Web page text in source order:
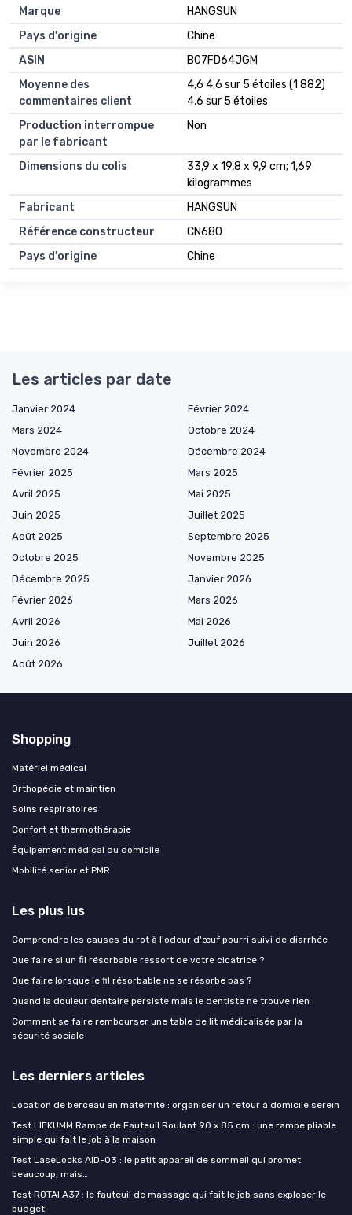
Marque
‎HANGSUN
Pays d'origine
‎Chine
ASIN
B07FD64JGM
Moyenne des
commentaires client
4,6 4,6 sur 5 étoiles (1 882)
4,6 sur 5 étoiles
Production interrompue
par le fabricant
Non
Dimensions du colis
33,9 x 19,8 x 9,9 cm; 1,69
kilogrammes
Fabricant
HANGSUN
Référence constructeur
CN680
Pays d'origine
Chine
Les articles par date
Janvier 2024
Février 2024
Mars 2024
Octobre 2024
Novembre 2024
Décembre 2024
Février 2025
Mars 2025
Avril 2025
Mai 2025
Juin 2025
Juillet 2025
Août 2025
Septembre 2025
Octobre 2025
Novembre 2025
Décembre 2025
Janvier 2026
Février 2026
Mars 2026
Avril 2026
Mai 2026
Juin 2026
Juillet 2026
Août 2026
Shopping
Matériel médical
Orthopédie et maintien
Soins respiratoires
Confort et thermothérapie
Équipement médical du domicile
Mobilité senior et PMR
Les plus lus
Comprendre les causes du rot à l'odeur d'œuf pourri suivi de diarrhée
Que faire si un fil résorbable ressort de votre cicatrice ?
Que faire lorsque le fil résorbable ne se résorbe pas ?
Quand la douleur dentaire persiste mais le dentiste ne trouve rien
Comment se faire rembourser une table de lit médicalisée par la
sécurité sociale
Les derniers articles
Location de berceau en maternité : organiser un retour à domicile serein
Test LIEKUMM Rampe de Fauteuil Roulant 90 x 85 cm : une rampe pliable
simple qui fait le job à la maison
Test LaseLocks AID-03 : le petit appareil de sommeil qui promet
beaucoup, mais…
Test ROTAI A37 : le fauteuil de massage qui fait le job sans exploser le
budget